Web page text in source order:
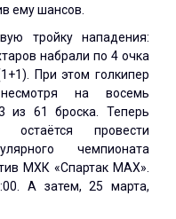
ему шансов.
тройку нападения:
набрали по 4 очка
При этом голкипер
на восемь
из 61 броска. Теперь
провести
чемпионата
МХК «Спартак МАХ».
А затем, 25 марта,